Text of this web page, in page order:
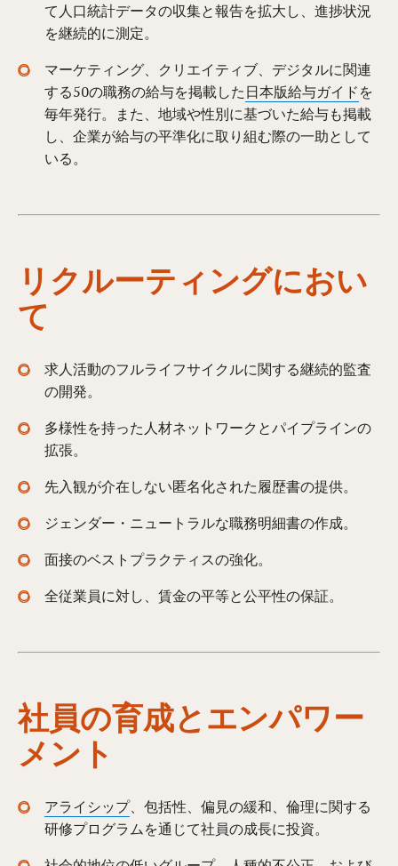
て人口統計データの収集と報告を拡大し、進捗状況
を継続的に測定。
マーケティング、クリエイティブ、デジタルに関連
する50の職務の給与を掲載した日本版給与ガイドを
毎年発行。また、地域や性別に基づいた給与も掲載
し、企業が給与の平準化に取り組む際の一助として
いる。
リクルーティングにおい
て
求人活動のフルライフサイクルに関する継続的監査
の開発。
多様性を持った人材ネットワークとパイプラインの
拡張。
先入観が介在しない匿名化された履歴書の提供。
ジェンダー・ニュートラルな職務明細書の作成。
面接のベストプラクティスの強化。
全従業員に対し、賃金の平等と公平性の保証。
社員の育成とエンパワー
メント
アライシップ、包括性、偏見の緩和、倫理に関する
研修プログラムを通じて社員の成長に投資。